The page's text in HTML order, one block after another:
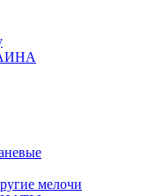
мелочи